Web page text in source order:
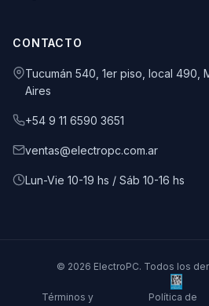
CONTACTO
Tucumán 540, 1er piso, local 490,
Aires
+54 9 11 6590 3651
ventas@electropc.com.ar
Lun-Vie 10-19 hs / Sáb 10-16 hs
© 2026 ElectroPC. Todos los
Términos y Política de